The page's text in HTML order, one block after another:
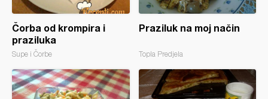
Čorba od krompira i
praziluka
Supe i Čorbe
Praziluk na moj način
Topla Predjela